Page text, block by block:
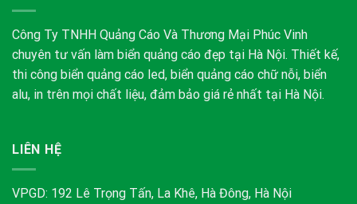
Công Ty TNHH Quảng Cáo Và Thương Mại Phúc Vinh
chuyên tư vấn làm biển quảng cáo đẹp tại Hà Nội. Thiết kế,
thi công biển quảng cáo led, biển quảng cáo chữ nỗi, biển
alu, in trên mọi chất liệu, đảm bảo giá rẻ nhất tại Hà Nội.
LIÊN HỆ
VPGD: 192 Lê Trọng Tấn, La Khê, Hà Đông, Hà Nội